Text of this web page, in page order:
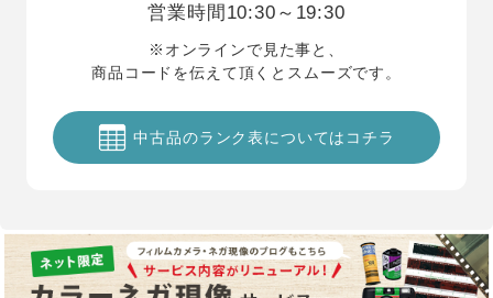
営業時間 10:30～19:30
※オンラインで見た事と、
商品コードを伝えて頂くとスムーズです。
中古品のランク表についてはコチラ